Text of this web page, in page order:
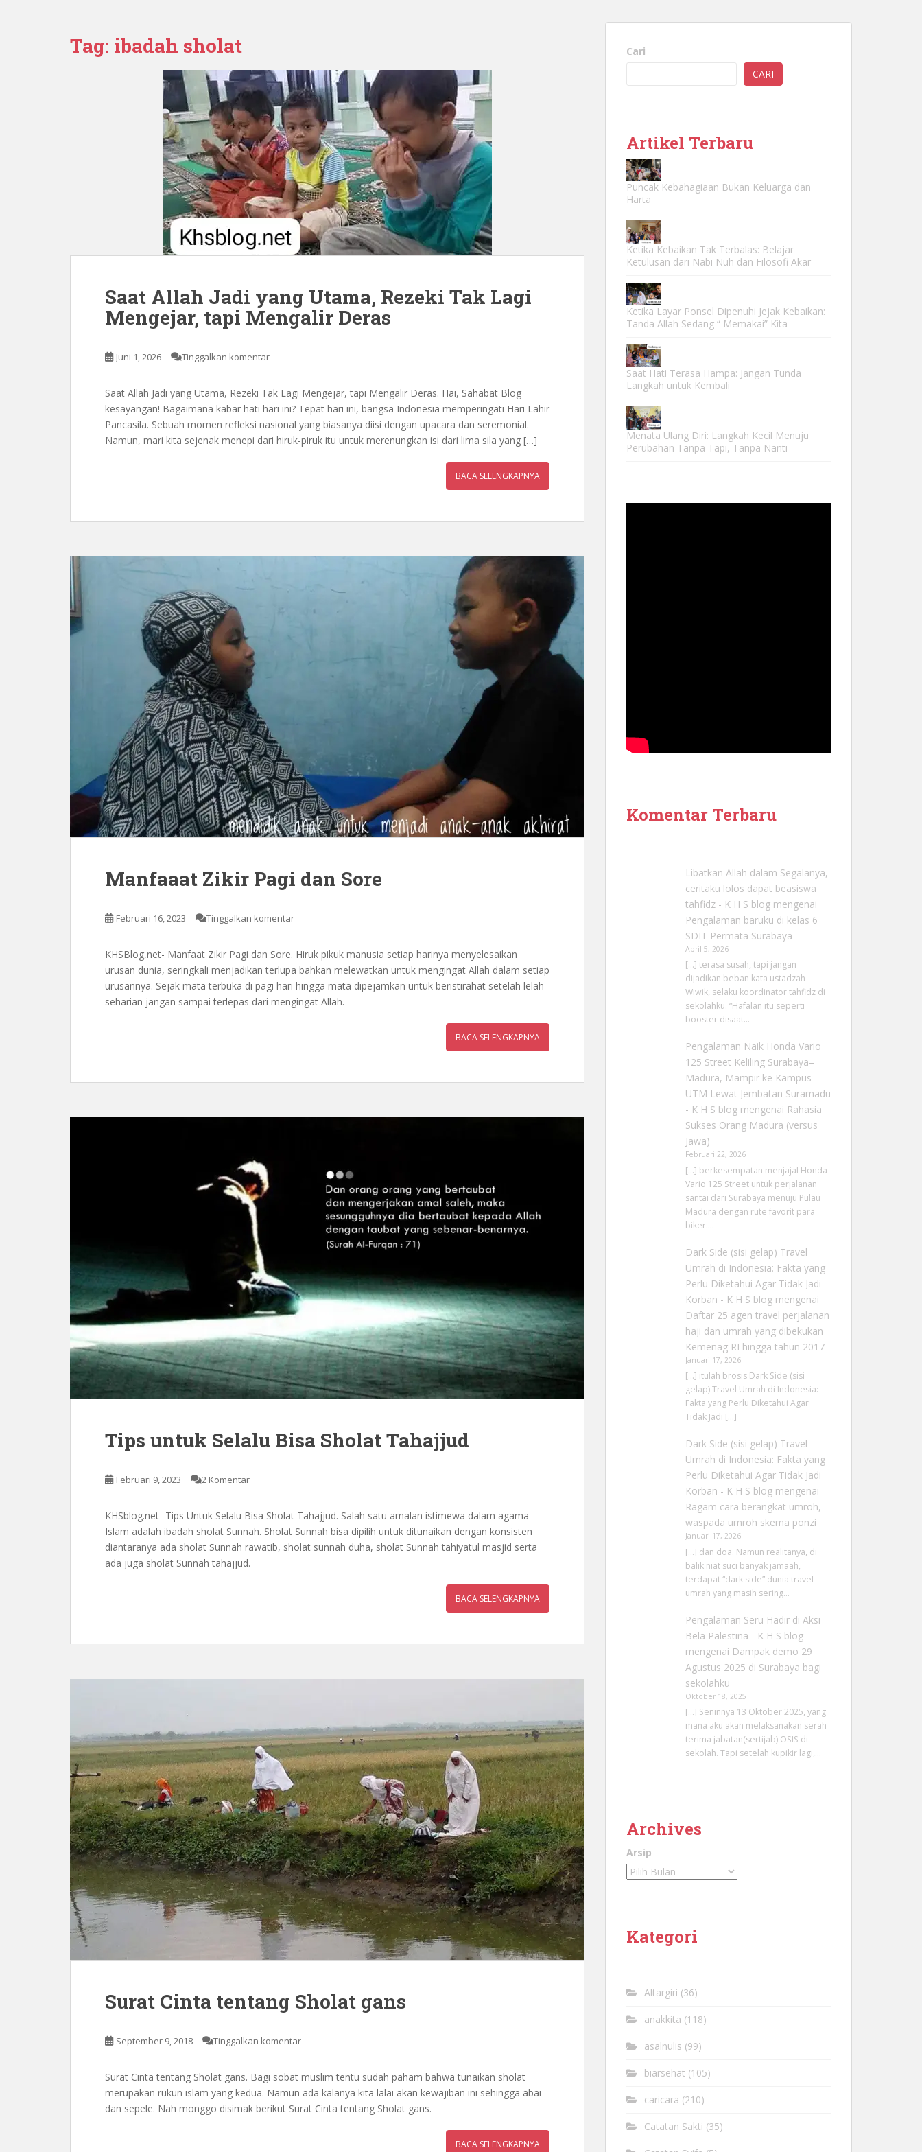
Tag: ibadah sholat
Saat Allah Jadi yang Utama, Rezeki Tak Lagi
Mengejar, tapi Mengalir Deras
Juni 1, 2026 Tinggalkan komentar
Saat Allah Jadi yang Utama, Rezeki Tak Lagi Mengejar, tapi Mengalir Deras. Hai, Sahabat Blog
kesayangan! Bagaimana kabar hati hari ini? Tepat hari ini, bangsa Indonesia memperingati Hari Lahir
Pancasila. Sebuah momen refleksi nasional yang biasanya diisi dengan upacara dan seremonial.
Namun, mari kita sejenak menepi dari hiruk-piruk itu untuk merenungkan isi dari lima sila yang […]
BACA SELENGKAPNYA
Manfaaat Zikir Pagi dan Sore
Februari 16, 2023 Tinggalkan komentar
KHSBlog,net- Manfaat Zikir Pagi dan Sore. Hiruk pikuk manusia setiap harinya menyelesaikan
urusan dunia, seringkali menjadikan terlupa bahkan melewatkan untuk mengingat Allah dalam setiap
urusannya. Sejak mata terbuka di pagi hari hingga mata dipejamkan untuk beristirahat setelah lelah
seharian jangan sampai terlepas dari mengingat Allah.
BACA SELENGKAPNYA
Tips untuk Selalu Bisa Sholat Tahajjud
Februari 9, 2023 2 Komentar
KHSblog.net- Tips Untuk Selalu Bisa Sholat Tahajjud. Salah satu amalan istimewa dalam agama
Islam adalah ibadah sholat Sunnah. Sholat Sunnah bisa dipilih untuk ditunaikan dengan konsisten
diantaranya ada sholat Sunnah rawatib, sholat sunnah duha, sholat Sunnah tahiyatul masjid serta
ada juga sholat Sunnah tahajjud.
BACA SELENGKAPNYA
Surat Cinta tentang Sholat gans
September 9, 2018 Tinggalkan komentar
Surat Cinta tentang Sholat gans. Bagi sobat muslim tentu sudah paham bahwa tunaikan sholat
merupakan rukun islam yang kedua. Namun ada kalanya kita lalai akan kewajiban ini sehingga abai
dan sepele. Nah monggo disimak berikut Surat Cinta tentang Sholat gans.
BACA SELENGKAPNYA
Cari
CARI
Artikel Terbaru
Puncak Kebahagiaan Bukan Keluarga dan
Harta
Ketika Kebaikan Tak Terbalas: Belajar
Ketulusan dari Nabi Nuh dan Filosofi Akar
Ketika Layar Ponsel Dipenuhi Jejak Kebaikan:
Tanda Allah Sedang “ Memakai” Kita
Saat Hati Terasa Hampa: Jangan Tunda
Langkah untuk Kembali
Menata Ulang Diri: Langkah Kecil Menuju
Perubahan Tanpa Tapi, Tanpa Nanti
Komentar Terbaru
Libatkan Allah dalam Segalanya,
ceritaku lolos dapat beasiswa
tahfidz - K H S blogmengenai
Pengalaman baruku di kelas 6
SDIT Permata Surabaya
April 5, 2026
[…] terasa susah, tapi jangan
dijadikan beban kata ustadzah
Wiwik, selaku koordinator tahfidz di
sekolahku. “Hafalan itu seperti
booster disaat…
Pengalaman Naik Honda Vario
125 Street Keliling Surabaya–
Madura, Mampir ke Kampus
UTM Lewat Jembatan Suramadu
- K H S blogmengenai Rahasia
Sukses Orang Madura (versus
Jawa)
Februari 22, 2026
[…] berkesempatan menjajal Honda
Vario 125 Street untuk perjalanan
santai dari Surabaya menuju Pulau
Madura dengan rute favorit para
biker:…
Dark Side (sisi gelap) Travel
Umrah di Indonesia: Fakta yang
Perlu Diketahui Agar Tidak Jadi
Korban - K H S blogmengenai
Daftar 25 agen travel perjalanan
haji dan umrah yang dibekukan
Kemenag RI hingga tahun 2017
Januari 17, 2026
[…] itulah brosis Dark Side (sisi
gelap) Travel Umrah di Indonesia:
Fakta yang Perlu Diketahui Agar
Tidak Jadi […]
Dark Side (sisi gelap) Travel
Umrah di Indonesia: Fakta yang
Perlu Diketahui Agar Tidak Jadi
Korban - K H S blogmengenai
Ragam cara berangkat umroh,
waspada umroh skema ponzi
Januari 17, 2026
[…] dan doa. Namun realitanya, di
balik niat suci banyak jamaah,
terdapat “dark side” dunia travel
umrah yang masih sering…
Pengalaman Seru Hadir di Aksi
Bela Palestina - K H S blog
mengenai Dampak demo 29
Agustus 2025 di Surabaya bagi
sekolahku
Oktober 18, 2025
[…] Seninnya 13 Oktober 2025, yang
mana aku akan melaksanakan serah
terima jabatan(sertijab) OSIS di
sekolah. Tapi setelah kupikir lagi,…
Archives
Arsip
Kategori
Altargiri (36)
anakkita (118)
asalnulis (99)
biarsehat (105)
caricara (210)
Catatan Sakti (35)